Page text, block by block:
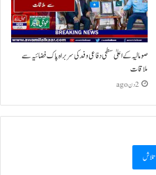
صومالیہ کے اعلیٰ سطحی دفاعی وفد کی سربراہ پاک فضائیہ سے
ملاقات
2 دن ago
تلاش